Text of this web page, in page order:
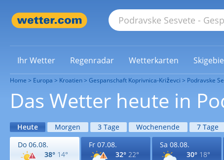
Ihr Wetter Regenradar Wetterkarten
Home Europa Kroatien Gespanschaft Koprivnica-Križevci Podravske
Das Wetter heute in
Heute Morgen 3 Tage Wochenende 7 Tage
Do 06.08.
38° 14°
Fr 07.08.
32° 22°
Sa 08.08.
30° 18°